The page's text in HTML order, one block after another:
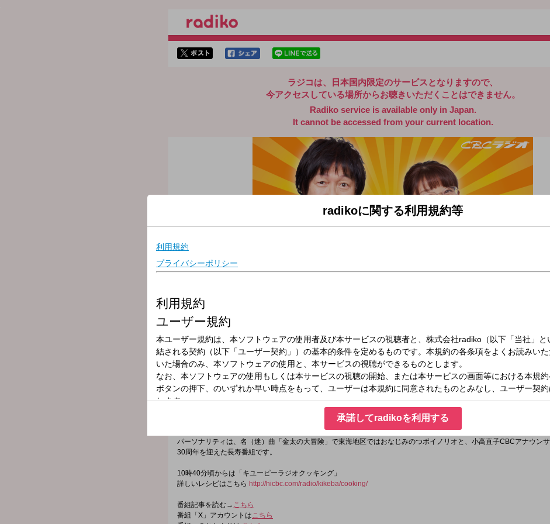
ラジコは、日本国内限定のサービスとなりますので、
今アクセスしている場所からお聴きいただくことはできません。
Radiko service is available only in Japan.
It cannot be accessed from your current location.
放送時間
2025年7月25日（金）09:00～11:55
番組名
つボイノリオの聞けば聞くほど
世間の出来事、つボイノリオ自身の体験や、個々人の身の回りの日常など番組で取り上げる話題はすべて、リスナー
一緒に聞き、一緒に番組を創っていく。送られてくるおたよりは全国から毎日300通余り。
コメントに関する即座のリアクションによって、番組はLIVE感あふれる究極の「井戸端会議｣！
パーソナリティは、名（迷）曲「金太の大冒険」で東海地区ではおなじみのつボイノリオと、小高直子CBCアナウンサ
30周年を迎えた長寿番組です。
10時40分頃からは「キユーピーラジオクッキング」
詳しいレシピはこちら http://hicbc.com/radio/kikeba/cooking/
番組記事を読む→ こちら
番組「X」アカウントはこちら
radikoに関する利用規約等
承諾してradikoを利用する